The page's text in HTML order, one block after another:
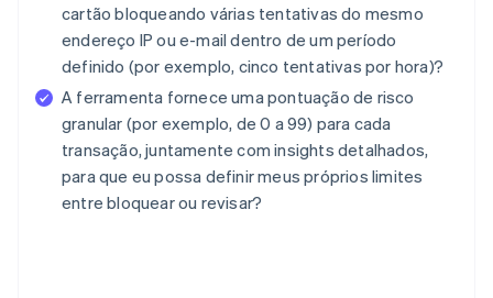
cartão bloqueando várias tentativas do mesmo
endereço IP ou e-mail dentro de um período
definido (por exemplo, cinco tentativas por hora)?
A ferramenta fornece uma pontuação de risco
granular (por exemplo, de 0 a 99) para cada
transação, juntamente com insights detalhados,
para que eu possa definir meus próprios limites
entre bloquear ou revisar?